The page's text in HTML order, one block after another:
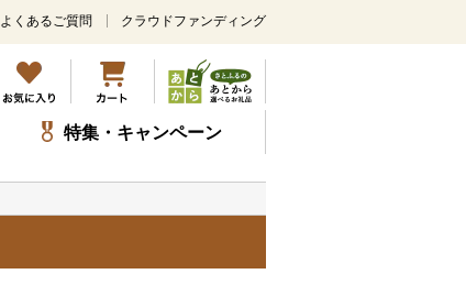
メ
ン
コ
ン
テ
ツ
ッ
よくあるご質問 クラウドファンディング
特集・キャンペーン